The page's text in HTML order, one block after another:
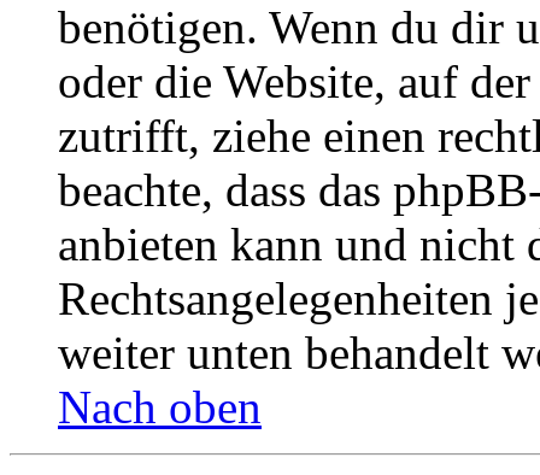
benötigen. Wenn du dir
oder die Website, auf
zutrifft, ziehe einen
beachte, dass das
anbieten kann und nicht
Rechtsangelegenheiten
weiter unten behandelt
Nach oben